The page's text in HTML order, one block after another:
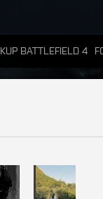
KUP BATTLEFIELD 4